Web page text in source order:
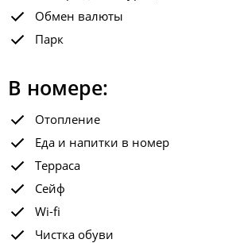
Обмен валюты
Парк
В номере:
Отопление
Еда и напитки в номер
Терраса
Сейф
Wi-fi
Чистка обуви